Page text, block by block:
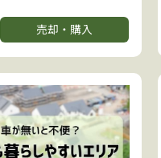
売却・購入